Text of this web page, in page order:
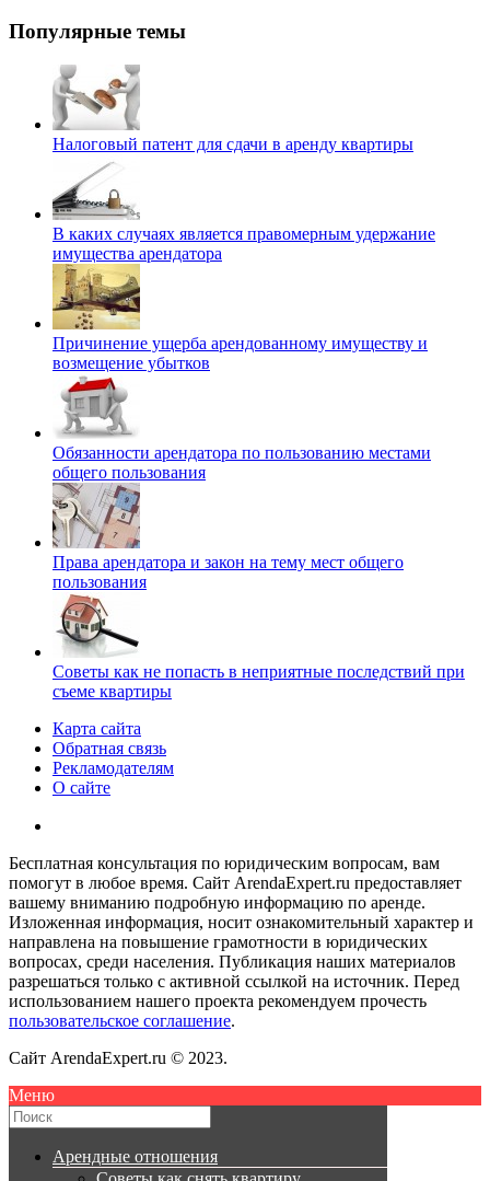
Популярные темы
Налоговый патент для сдачи в аренду квартиры
В каких случаях является правомерным удержание
имущества арендатора
Причинение ущерба арендованному имуществу и
возмещение убытков
Обязанности арендатора по пользованию местами
общего пользования
Права арендатора и закон на тему мест общего
пользования
Советы как не попасть в неприятные последствий при
съеме квартиры
Карта сайта
Обратная связь
Рекламодателям
О сайте
Бесплатная консультация по юридическим вопросам, вам
помогут в любое время. Сайт ArendaExpert.ru предоставляет
вашему вниманию подробную информацию по аренде.
Изложенная информация, носит ознакомительный характер и
направлена на повышение грамотности в юридических
вопросах, среди населения. Публикация наших материалов
разрешаться только с активной ссылкой на источник. Перед
использованием нашего проекта рекомендуем прочесть
пользовательское соглашение.
Сайт ArendaExpert.ru © 2023.
Меню
Арендные отношения